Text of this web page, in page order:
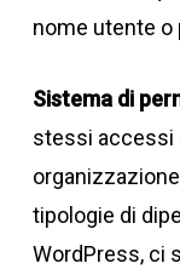
nome utente o
Sistema di
stessi accessi
tipologie di
WordPress, ci